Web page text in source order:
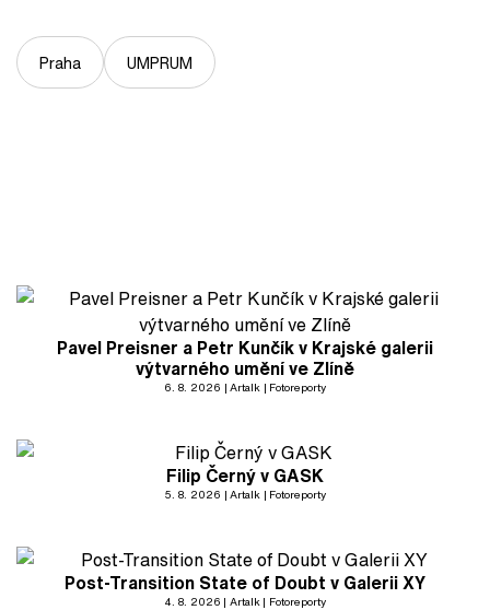
Praha UMPRUM
Pavel Preisner a Petr Kunčík v Krajské galerii
výtvarného umění ve Zlíně
6. 8. 2026 Artalk Fotoreporty
Filip Černý v GASK
5. 8. 2026 Artalk Fotoreporty
Post-Transition State of Doubt v Galerii XY
4. 8. 2026 Artalk Fotoreporty